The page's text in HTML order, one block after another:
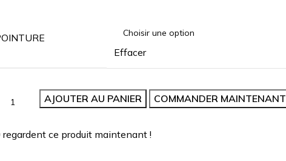
Effacer
AJOUTER AU PANIER COMMANDER MAINTENANT
regardent ce produit maintenant !